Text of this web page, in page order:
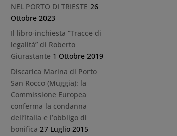
NEL PORTO DI TRIESTE 26
Ottobre 2023
Il libro-inchiesta “Tracce di
legalità” di Roberto
Giurastante 1 Ottobre 2019
Discarica Marina di Porto
San Rocco (Muggia): la
Commissione Europea
conferma la condanna
dell’Italia e l’obbligo di
bonifica 27 Luglio 2015